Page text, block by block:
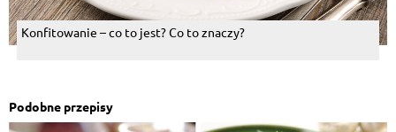
Konfitowanie – co to jest? Co to znaczy?
Podobne przepisy